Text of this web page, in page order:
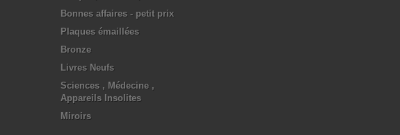
Bonnes affaires - petit prix
Plaques émaillées
Bronze
Livres Neufs
Sciences , Médecine ,
Appareils Insolites
Miroirs